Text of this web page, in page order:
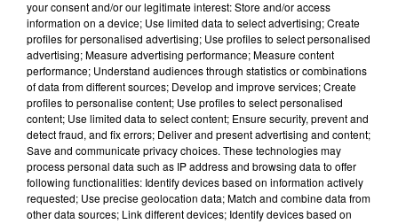
ATELIERS ET CONFÉRENCES. UNE
TOMBOLA SERA MISE À LA
DISPOSITION DU PUBLIC AVEC UN
TIRAGE TOUTES LES DEUX HEURES.
UN ANIMATEUR SERA PRÉSENT
SUR CES DEUX JOURS POUR
METTRE EN VALEUR AVEC LES
COMMERÇANTS LES PRODUITS DU
your consent and/or our legitimate interest: Store and/or access
information on a device; Use limited data to select advertising; Create
profiles for personalised advertising; Use profiles to select personalised
advertising; Measure advertising performance; Measure content
performance; Understand audiences through statistics or combinations
of data from different sources; Develop and improve services; Create
profiles to personalise content; Use profiles to select personalised
content; Use limited data to select content; Ensure security, prevent and
detect fraud, and fix errors; Deliver and present advertising and content;
Save and communicate privacy choices. These technologies may
process personal data such as IP address and browsing data to offer
following functionalities: Identify devices based on information actively
requested; Use precise geolocation data; Match and combine data from
other data sources; Link different devices; Identify devices based on